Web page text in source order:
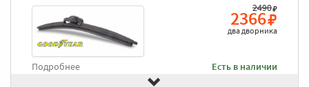
2490
2366
два дворника
Есть в наличии
Подробнее